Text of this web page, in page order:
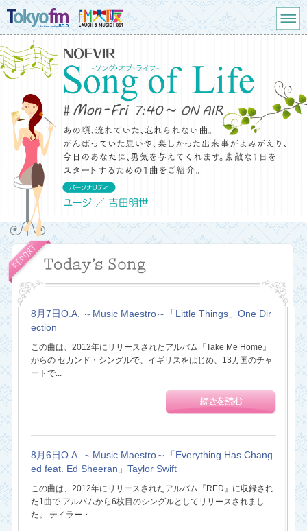
8月7日O.A. ～Music Maestro～「Little Things」One Dir
ection
この曲は、2012年にリリースされたアルバム『Take Me Home』
からの セカンド・シングルで、イギリスをはじめ、13カ国のチャ
ートで...
8月6日O.A. ～Music Maestro～「Everything Has Chang
ed feat. Ed Sheeran」Taylor Swift
この曲は、2012年にリリースされたアルバム『RED』に収録され
た1曲で アルバムから6枚目のシングルとしてリリースされまし
た。 テイラー・...